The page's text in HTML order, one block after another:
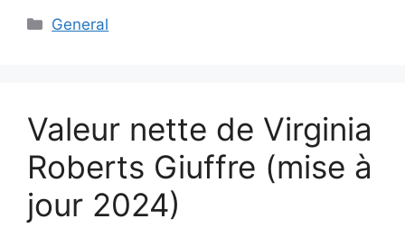
Categories
General
Valeur nette de Virginia
Roberts Giuffre (mise à
jour 2024)